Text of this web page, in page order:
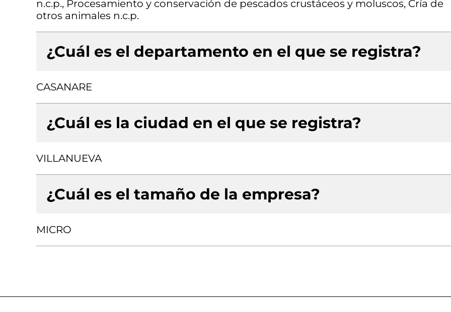
n.c.p., Procesamiento y conservación de pescados crustáceos y moluscos, Cría de
otros animales n.c.p.
¿Cuál es el departamento en el que se registra?
CASANARE
¿Cuál es la ciudad en el que se registra?
VILLANUEVA
¿Cuál es el tamaño de la empresa?
MICRO